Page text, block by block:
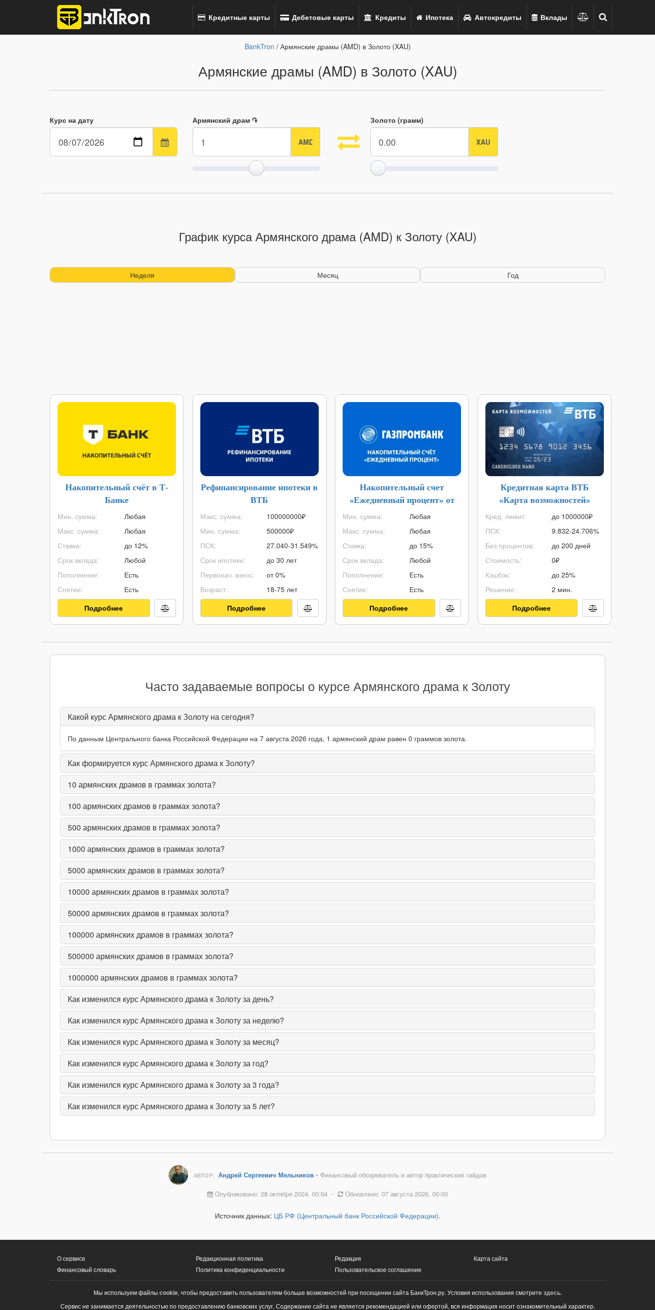
Кредитные карты Дебетовые карты Кредиты Ипотека Автокредиты Вклады
BankTron / Армянские драмы (AMD) в Золото (XAU)
Армянские драмы (AMD) в Золото (XAU)
Курс на дату Армянский драм ֏ Золото (грамм)
График курса Армянского драма (AMD) к Золоту (XAU)
Неделя Месяц Год
Накопительный счёт в Т-
Банке
Мин. сумма:
Макс. сумма:
Ставка:
Срок вклада:
Пополнение:
Снятие:
Любая
Любая
до 12%
Любой
Есть
Есть
Подробнее
Рефинансирование ипотеки в
ВТБ
Макс. сумма:
Мин. сумма:
ПСК:
Срок ипотеки:
Первонач. взнос:
Возраст:
100000000₽
500000₽
27.040-31.549%
до 30 лет
от 0%
18-75 лет
Подробнее
Накопительный счет
«Ежедневный процент» от
Газпромбанка
Мин. сумма:
Макс. сумма:
Ставка:
Срок вклада:
Пополнение:
Снятие:
Любая
Любая
до 15%
Любой
Есть
Есть
Подробнее
Кредитная карта ВТБ
«Карта возможностей»
Кред. лимит:
ПСК:
Без процентов:
Стоимость:
Кэшбэк:
Решение:
до 1000000₽
9.832-24.706%
до 200 дней
0₽
до 25%
2 мин.
Подробнее
Часто задаваемые вопросы о курсе Армянского драма к Золоту
Какой курс Армянского драма к Золоту на сегодня?
По данным Центрального банка Российской Федерации на 7 августа 2026 года, 1 армянский драм равен 0 граммов золота.
Как формируется курс Армянского драма к Золоту?
10 армянских драмов в граммах золота?
100 армянских драмов в граммах золота?
500 армянских драмов в граммах золота?
1000 армянских драмов в граммах золота?
5000 армянских драмов в граммах золота?
10000 армянских драмов в граммах золота?
50000 армянских драмов в граммах золота?
100000 армянских драмов в граммах золота?
500000 армянских драмов в граммах золота?
1000000 армянских драмов в граммах золота?
Как изменился курс Армянского драма к Золоту за день?
Как изменился курс Армянского драма к Золоту за неделю?
Как изменился курс Армянского драма к Золоту за месяц?
Как изменился курс Армянского драма к Золоту за год?
Как изменился курс Армянского драма к Золоту за 3 года?
Как изменился курс Армянского драма к Золоту за 5 лет?
АВТОР: Андрей Сергеевич Мельников• Финансовый обозреватель и автор практических гайдов
Опубликовано: 28 октября 2024, 00:04 • Обновлено: 07 августа 2026, 00:00
Источник данных: ЦБ РФ (Центральный банк Российской Федерации).
О сервисе
Финансовый словарь
Редакционная политика
Политика конфиденциальности
Редакция
Пользовательское соглашение
Карта сайта
Мы используем файлы cookie, чтобы предоставить пользователям больше возможностей при посещении сайта БанкТрон.ру. Условия использования смотрите здесь.
Сервис не занимается деятельностью по предоставлению банковских услуг. Содержание сайта не является рекомендацией или офертой, вся информация носит ознакомительный характер.